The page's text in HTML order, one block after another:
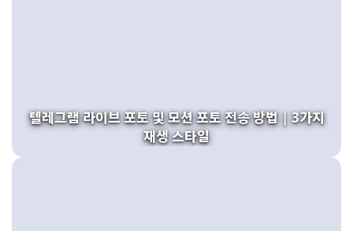
텔레그램 라이브 포토 및 모션 포토 전송 방법 | 3가지
재생 스타일